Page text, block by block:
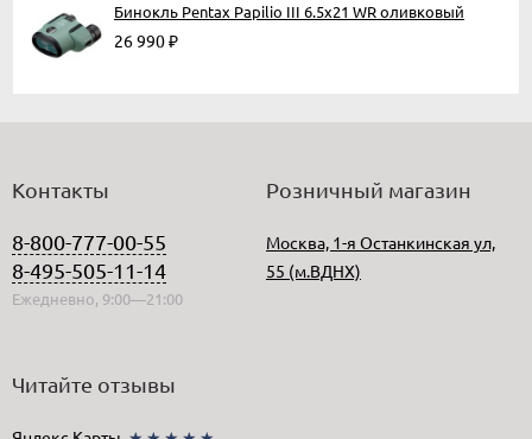
Бинокль Pentax Papilio III 6.5x21 WR оливковый
26 990₽
Контакты
8-800-777-00-55
8-495-505-11-14
Ежедневно, 9:00—21:00
Розничный магазин
Москва, 1-я Останкинская ул,
55 (м.ВДНХ)
Читайте отзывы